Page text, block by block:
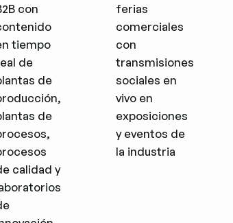
con
tiempo
de
de
de
calidad y
ferias
comerciales
con
transmisiones
sociales en
vivo en
exposiciones
y eventos de
la industria